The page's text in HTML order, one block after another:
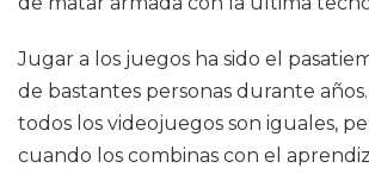
Jugar a los juegos ha sido el
de bastantes personas durante
todos los videojuegos son iguales,
cuando los combinas con el